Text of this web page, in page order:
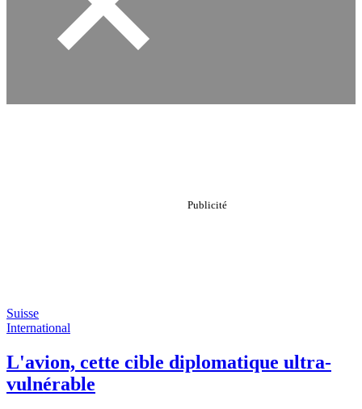
Suisse
International
L'avion, cette cible diplomatique ultra-
vulnérable